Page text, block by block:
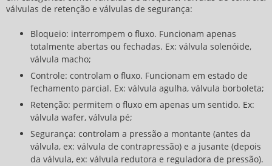
válvulas de retenção e válvulas de segurança:
Bloqueio: interrompem o fluxo. Funcionam apenas
totalmente abertas ou fechadas. Ex: válvula solenóide,
válvula macho;
Controle: controlam o fluxo. Funcionam em estado de
fechamento parcial. Ex: válvula agulha, válvula borboleta;
Retenção: permitem o fluxo em apenas um sentido. Ex:
válvula wafer, válvula pé;
Segurança: controlam a pressão a montante (antes da
válvula, ex: válvula de contrapressão) e a jusante (depois
da válvula, ex: válvula redutora e reguladora de pressão).